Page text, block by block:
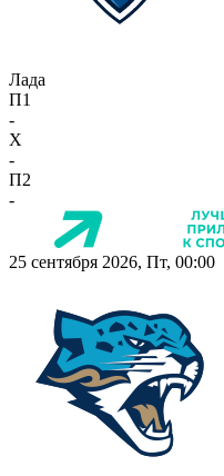
Лада
П1
-
X
-
П2
-
25 сентября 2026, Пт, 00:00